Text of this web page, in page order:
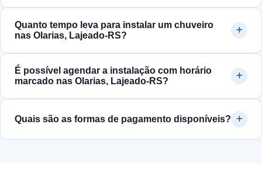
Quanto tempo leva para instalar um chuveiro
nas Olarias, Lajeado‑RS?
É possível agendar a instalação com horário
marcado nas Olarias, Lajeado‑RS?
Quais são as formas de pagamento disponíveis?